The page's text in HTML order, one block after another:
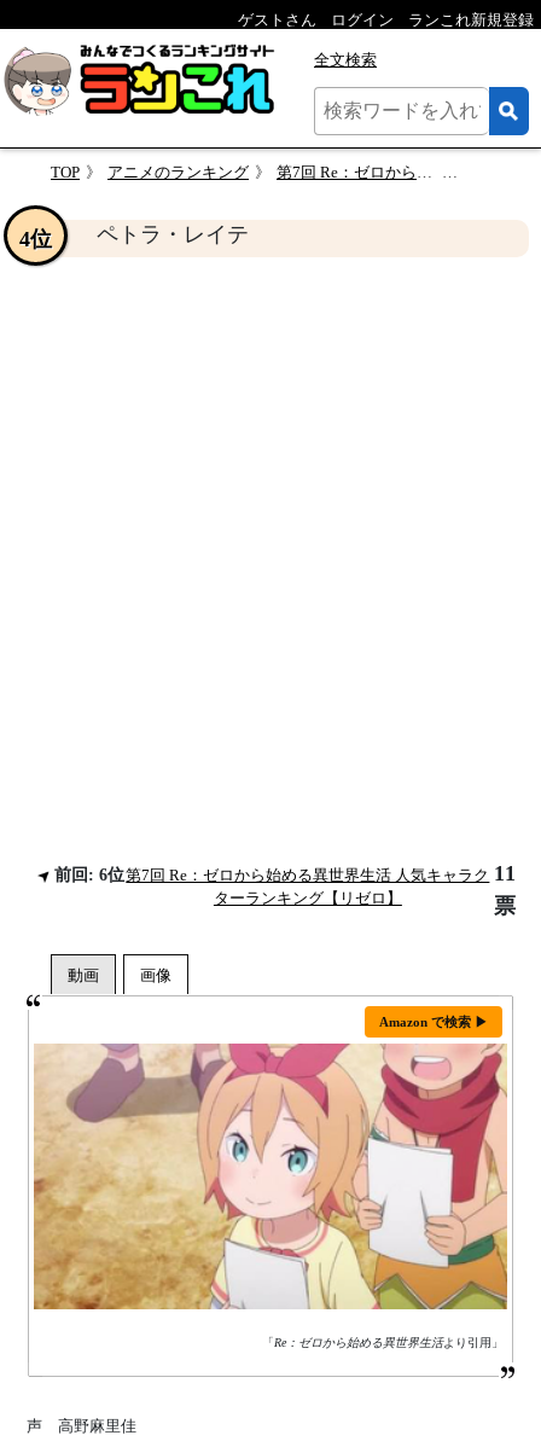
ゲストさん ログイン ランこれ新規登録
全文検索
TOP アニメのランキング 第7回 Re：ゼロから始める異世界生活 人気キャラクターランキング【リゼロ】
ペトラ・レイテ
4位
前回: 6位第7回 Re：ゼロから始める異世界生活 人気キャラク
ターランキング【リゼロ】
11
票
Amazon で検索 ▶
「Re：ゼロから始める異世界生活より引用」
声 高野麻里佳